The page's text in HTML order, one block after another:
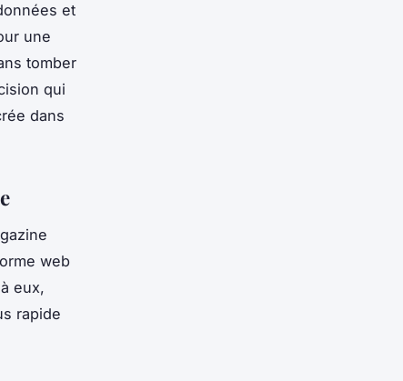
et
une
tomber
qui
dans
web
eux,
rapide